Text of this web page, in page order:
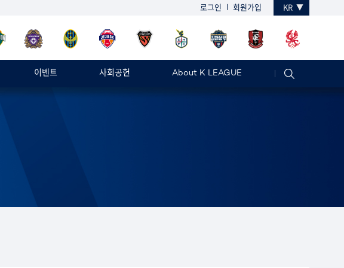
로그인 회원가입 KR
이벤트 사회공헌 About K LEAGUE